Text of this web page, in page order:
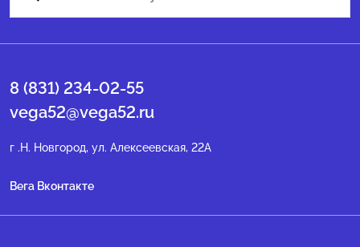
8 (831) 234-02-55
vega52@vega52.ru
г .Н. Новгород, ул. Алексеевская, 22А
Вега Вконтакте